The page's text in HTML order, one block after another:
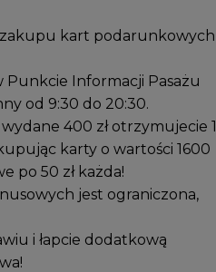
kart podarunkowych
Informacji Pasażu
od 9:30 do 20:30.
400 zł otrzymujecie 1
karty o wartości 1600
po 50 zł każda!
jest ograniczona,
i łapcie dodatkową